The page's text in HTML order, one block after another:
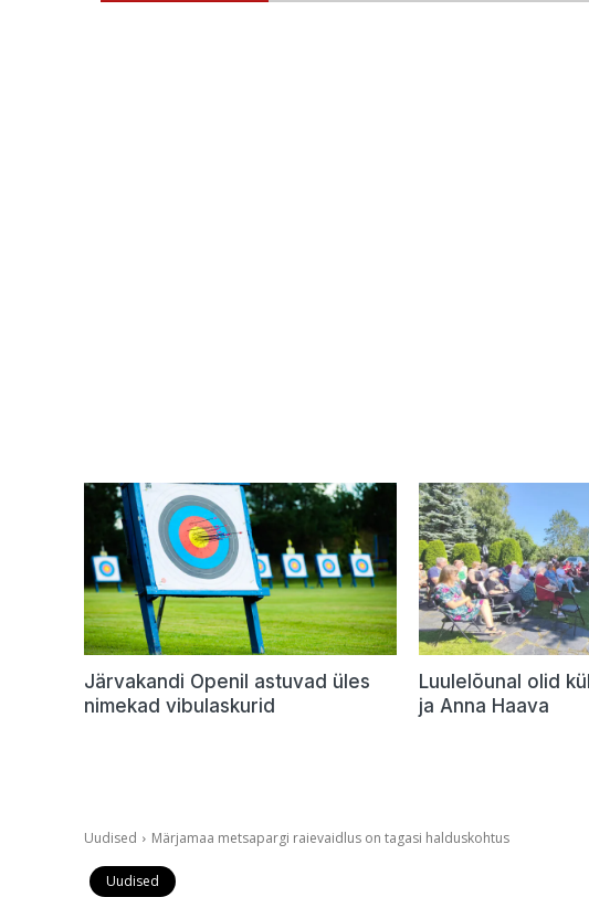
Järvakandi Openil astuvad üles
nimekad vibulaskurid
Luulelõunal olid
ja Anna Haava